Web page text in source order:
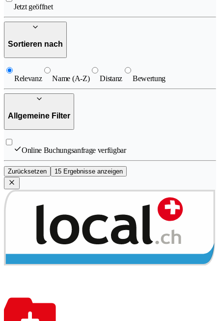
Jetzt geöffnet
Sortieren nach
Relevanz Name (A-Z) Distanz Bewertung
Allgemeine Filter
Online Buchungsanfrage verfügbar
Zurücksetzen 15 Ergebnisse anzeigen